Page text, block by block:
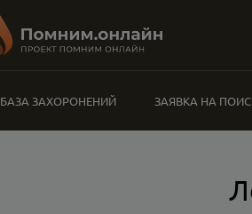
БАЗА ЗАХОРОНЕНИЙ ЗАЯВКА НА